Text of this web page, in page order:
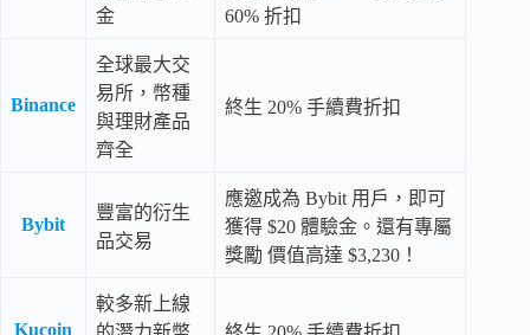
金
60% 折扣
Binance
全球最大交
易所，幣種
與理財產品
齊全
終生 20% 手續費折扣
Bybit
豐富的衍生
品交易
應邀成為 Bybit 用戶，即可
獲得 $20 體驗金。還有專屬
獎勵 價值高達 $3,230！
Kucoin
較多新上線